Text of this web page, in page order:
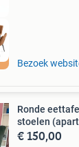
Bezoek
Ronde
stoelen
€ 150,00